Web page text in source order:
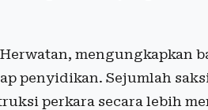
mengungkapkan
penyidikan. Sejumlah
perkara secara lebih